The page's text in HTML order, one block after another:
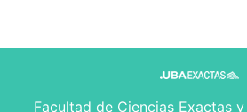
Facultad de Ciencias Exactas